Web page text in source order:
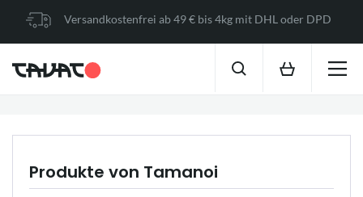
Versandkostenfrei ab 49 € bis 4kg mit DHL oder DPD
Produkte von Tamanoi